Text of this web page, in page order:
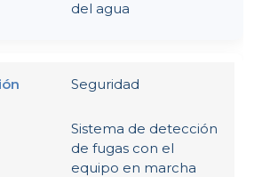
del agua
Seguridad
Sistema de detección
de fugas con el
equipo en marcha